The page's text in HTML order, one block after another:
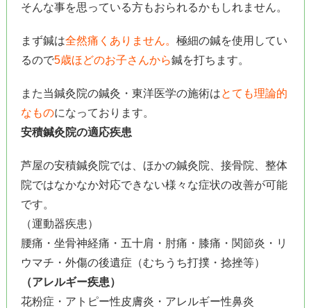
そんな事を思っている方もおられるかもしれません。
まず鍼は全然痛くありません。 極細の鍼を使用してい
るので5歳ほどのお子さんから鍼を打ちます。
また当鍼灸院の鍼灸・東洋医学の施術はとても理論的
なものになっております。
安積鍼灸院の適応疾患
芦屋の安積鍼灸院では、ほかの鍼灸院、接骨院、整体
院ではなかなか対応できない様々な症状の改善が可能
です。
（運動器疾患）
腰痛・坐骨神経痛・五十肩・肘痛・膝痛・関節炎・リ
ウマチ・外傷の後遺症（むちうち打撲・捻挫等）
（アレルギー疾患）
花粉症・アトピー性皮膚炎・アレルギー性鼻炎